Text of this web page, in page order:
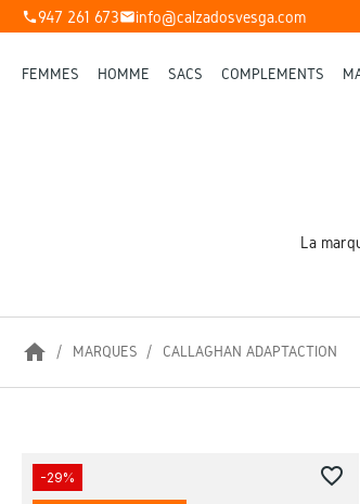
phone947 261 673mailinfo@calzadosvesga.com
FEMMES HOMME SACS COMPLÉMENTS
La
home MARQUES CALLAGHAN ADAPTACTION
-29% favorite_border